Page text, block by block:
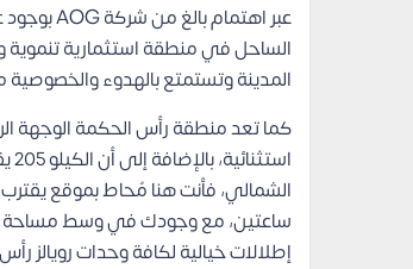
المدينة وتستمتع بالهدوء
كما تعد منطقة رأس الحكمة الوجهة
الشمالي، فأنت هنا مُحاط بموقع
ساعتين، مع وجودك في وسط مساحة
إطلالات خيالية لكافة وحدات رويالز